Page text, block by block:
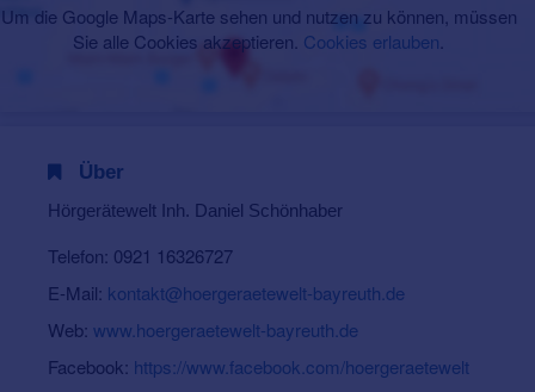
Um die Google Maps-Karte sehen und nutzen zu können, müssen
Sie alle Cookies akzeptieren. Cookies erlauben
Über
Hörgerätewelt Inh. Daniel Schönhaber
Telefon: 0921 16326727
E-Mail: kontakt@hoergeraetewelt-bayreuth.de
Web: www.hoergeraetewelt-bayreuth.de
Facebook: https://www.facebook.com/hoergeraetewelt